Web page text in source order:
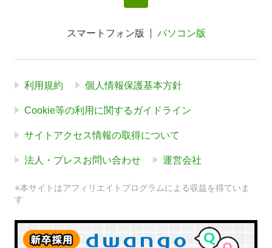
スマートフォン版 パソコン版
利用規約 個人情報保護基本方針
Cookie等の利用に関するガイドライン
サイトアクセス情報の取得について
法人・プレスお問い合わせ 運営会社
※本サイトはアフィリエイトプログラムによる収益を得ていま
す